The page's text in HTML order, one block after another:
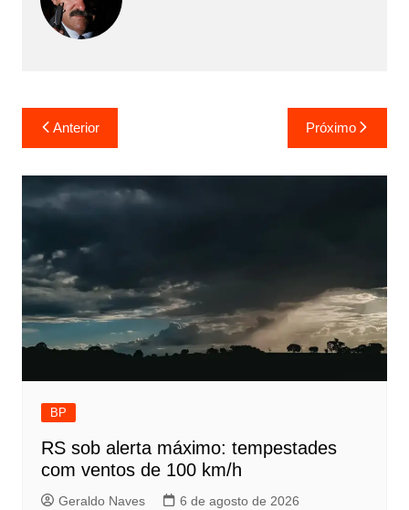
Navegação
de
Post
Anterior Próximo
BP
RS sob alerta máximo: tempestades
com ventos de 100 km/h
Geraldo Naves 6 de agosto de 2026